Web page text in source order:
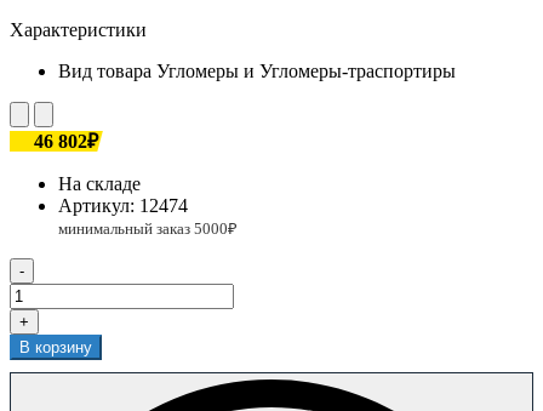
Характеристики
Вид товара Угломеры и Угломеры-траспортиры
46 802₽
На складе
Артикул: 12474
-
+
В корзину